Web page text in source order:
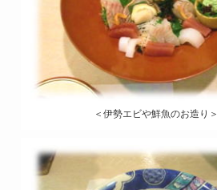
＜伊勢エビや鮮魚のお造り＞